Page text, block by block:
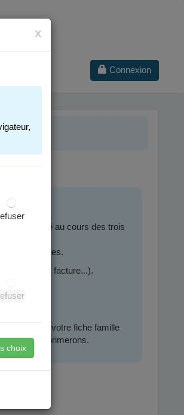
Connexion
qui l'a été au cours des trois
années.
scolaire, facture...).
créer votre fiche famille
le supprimerons.
x
choix